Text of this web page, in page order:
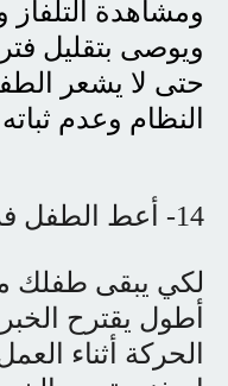
ومشاهدة التلفاز
ويوصى بتقليل
حتى لا يشعر
النظام وعدم ثباته
14- أعط الطفل فرصة للتنفيس :
لكي يبقى طفلك
أطول يقترح
الحركة أثناء